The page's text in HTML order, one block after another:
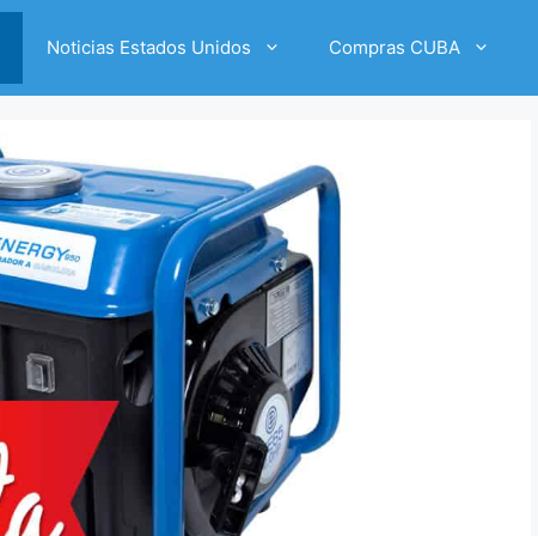
Noticias Estados Unidos Compras CUBA